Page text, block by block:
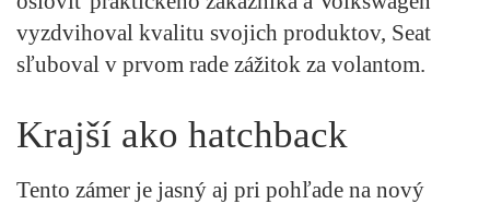
vyzdvihoval kvalitu svojich produktov, Seat
sľuboval v prvom rade zážitok za volantom.
Krajší ako hatchback
Tento zámer je jasný aj pri pohľade na nový